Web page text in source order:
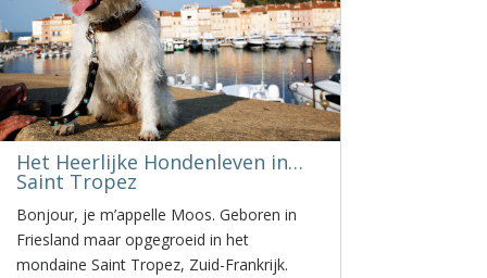
Het Heerlijke Hondenleven in…
Saint Tropez
Bonjour, je m’appelle Moos. Geboren in
Friesland maar opgegroeid in het
mondaine Saint Tropez, Zuid-Frankrijk.